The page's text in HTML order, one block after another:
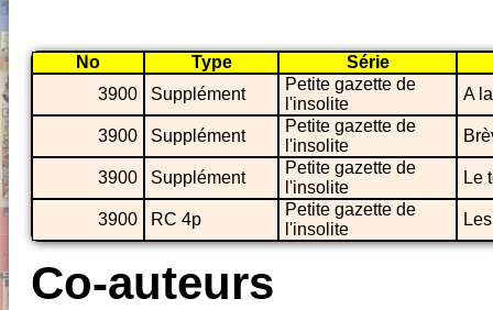
No Type
Série
3900
Supplément
Petite gazette de
l'insolite
A
3900 Supplément
Petite gazette de
l'insolite
3900 Supplément
Petite gazette de
l'insolite
Le
3900 RC 4p
Petite gazette de
l'insolite
Co-auteurs